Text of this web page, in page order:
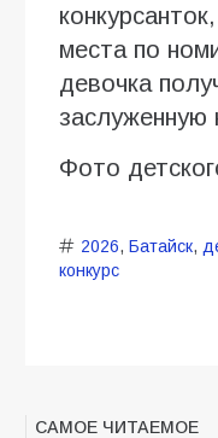
места по
девочка
заслуженную
Фото
2026, Батайск,
конкурс
САМОЕ ЧИТАЕМОЕ